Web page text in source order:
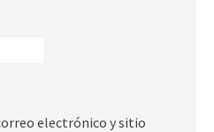
electrónico y sitio